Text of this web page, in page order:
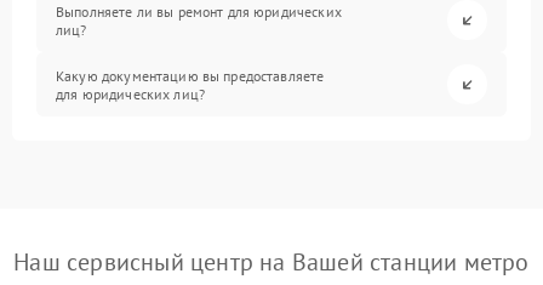
Выполняете ли вы ремонт для юридических
лиц?
Какую документацию вы предоставляете
для юридических лиц?
Наш сервисный центр на Вашей станции метро